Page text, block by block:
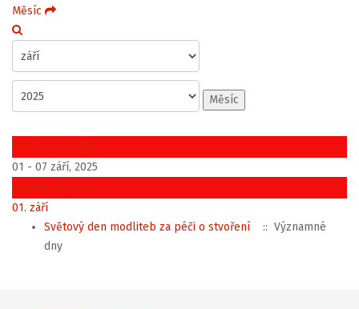
Měsíc
Měsíc
Předchozí týden
01 - 07 září, 2025
Následující týden
01. září
Světový den modliteb za péči o stvoření
:: Významné
dny